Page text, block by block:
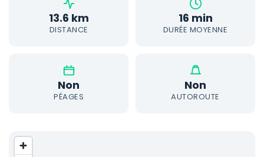
13.6 km
DISTANCE
16 min
DURÉE MOYENNE
Non
PÉAGES
Non
AUTOROUTE